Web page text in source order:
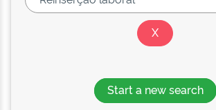
Start a new search